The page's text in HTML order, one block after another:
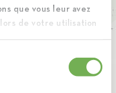
que vous leur avez
de votre utilisation